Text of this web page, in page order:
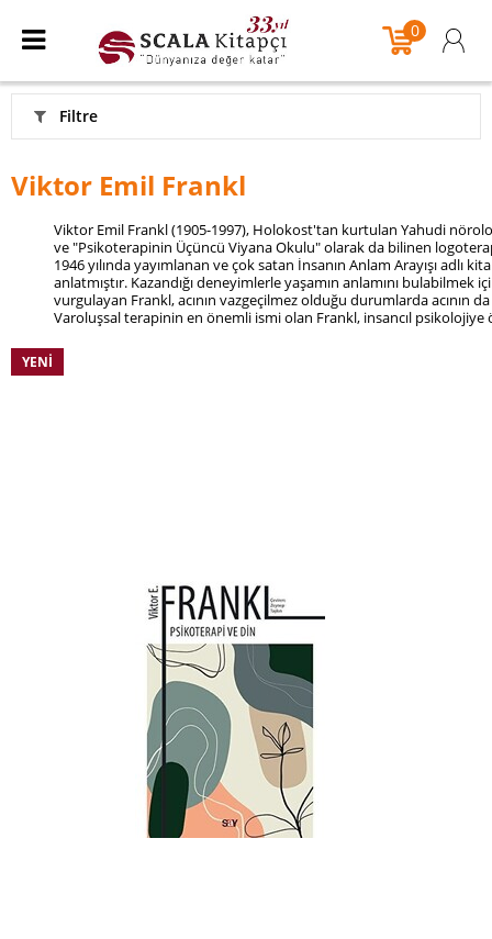
0
Filtre
Viktor Emil Frankl
Viktor Emil Frankl (1905-1997), Holokost'tan kurtulan Yahudi
ve "Psikoterapinin Üçüncü Viyana Okulu" olarak da bilinen
1946 yılında yayımlanan ve çok satan İnsanın Anlam Arayışı adlı
anlatmıştır. Kazandığı deneyimlerle yaşamın anlamını bulabilmek
vurgulayan Frankl, acının vazgeçilmez olduğu durumlarda acının
Varoluşsal terapinin en önemli ismi olan Frankl, insancıl
YENI